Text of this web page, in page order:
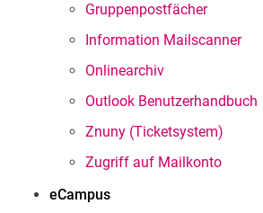
Gruppenpostfächer
Information Mailscanner
Onlinearchiv
Outlook Benutzerhandbuch
Znuny (Ticketsystem)
Zugriff auf Mailkonto
eCampus